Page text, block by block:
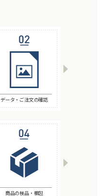
データ・ご注文の確認
商品の検品・梱包